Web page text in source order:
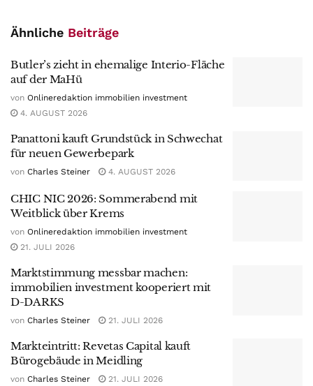
Ähnliche Beiträge
Butler’s zieht in ehemalige Interio-Fläche
auf der MaHü
von Onlineredaktion immobilien investment
4. AUGUST 2026
Panattoni kauft Grundstück in Schwechat
für neuen Gewerbepark
von Charles Steiner 4. AUGUST 2026
CHIC NIC 2026: Sommerabend mit
Weitblick über Krems
von Onlineredaktion immobilien investment
21. JULI 2026
Marktstimmung messbar machen:
immobilien investment kooperiert mit
D-DARKS
von Charles Steiner 21. JULI 2026
Markteintritt: Revetas Capital kauft
Bürogebäude in Meidling
von Charles Steiner 21. JULI 2026